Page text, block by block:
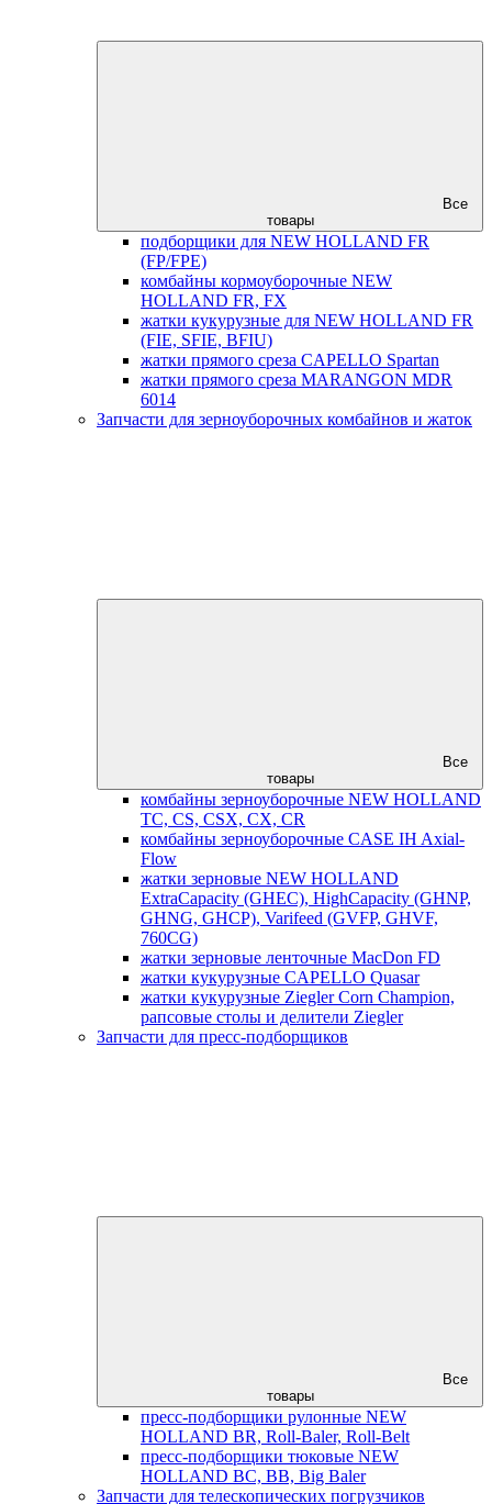
Все
товары
подборщики для NEW HOLLAND FR
(FP/FPE)
комбайны кормоуборочные NEW
HOLLAND FR, FX
жатки кукурузные для NEW HOLLAND FR
(FIE, SFIE, BFIU)
жатки прямого среза CAPELLO Spartan
жатки прямого среза MARANGON MDR
6014
Запчасти для зерноуборочных комбайнов и жаток
Все
товары
комбайны зерноуборочные NEW HOLLAND
TC, CS, CSX, CX, CR
комбайны зерноуборочные CASE IH Axial-
Flow
жатки зерновые NEW HOLLAND
ExtraCapacity (GHEC), HighCapacity (GHNP,
GHNG, GHCP), Varifeed (GVFP, GHVF,
760CG)
жатки зерновые ленточные MacDon FD
жатки кукурузные CAPELLO Quasar
жатки кукурузные Ziegler Corn Champion,
рапсовые столы и делители Ziegler
Запчасти для пресс-подборщиков
Все
товары
пресс-подборщики рулонные NEW
HOLLAND BR, Roll-Baler, Roll-Belt
пресс-подборщики тюковые NEW
HOLLAND BC, BB, Big Baler
Запчасти для телескопических погрузчиков